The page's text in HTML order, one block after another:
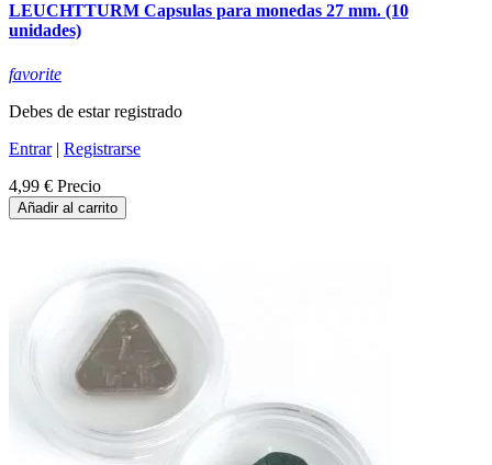
LEUCHTTURM Capsulas para monedas 27 mm. (10
unidades)
favorite
Debes de estar registrado
Entrar| Registrarse
4,99 € Precio
Añadir al carrito